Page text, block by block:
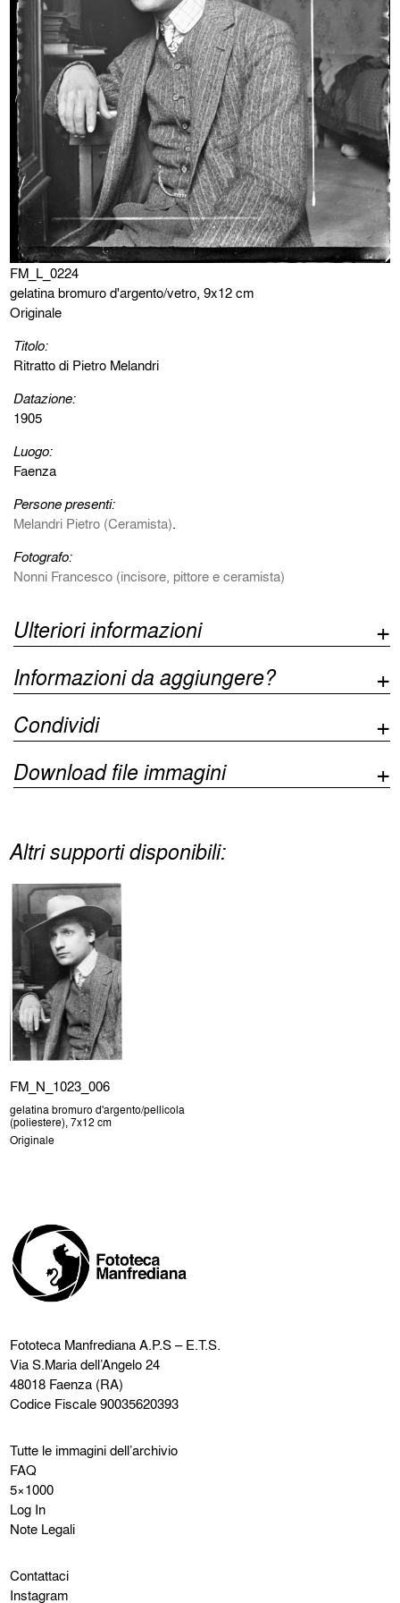
FM_L_0224
gelatina bromuro d'argento/vetro, 9x12 cm
Originale
Titolo:
Ritratto di Pietro Melandri
Datazione:
1905
Luogo:
Faenza
Persone presenti:
Melandri Pietro (Ceramista).
Fotografo:
Nonni Francesco (incisore, pittore e ceramista)
Ulteriori informazioni
Informazioni da aggiungere?
Condividi
Download file immagini
Altri supporti disponibili:
FM_N_1023_006
gelatina bromuro d'argento/pellicola
(poliestere), 7x12 cm
Originale
Fototeca ManfredianaA.P.S – E.T.S.
Via S.Maria dell’Angelo 24
48018 Faenza (RA)
Codice Fiscale 90035620393
Tutte le immagini dell’archivio
FAQ
5×1000
Log In
Note Legali
Contattaci
Instagram